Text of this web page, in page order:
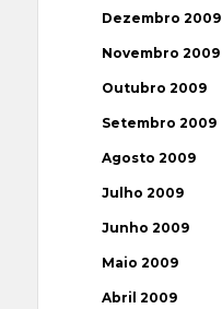
Dezembro 2009
Novembro 2009
Outubro 2009
Setembro 2009
Agosto 2009
Julho 2009
Junho 2009
Maio 2009
Abril 2009